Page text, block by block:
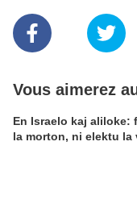
Vous aimerez
En Israelo kaj aliloke:
la morton, ni elektu la